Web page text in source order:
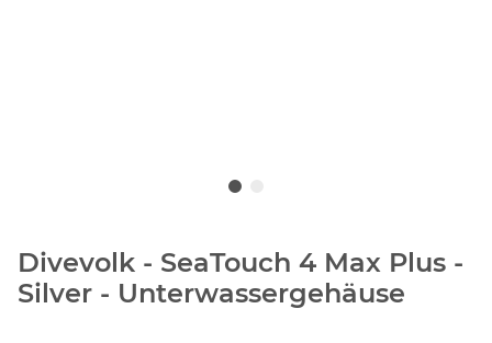
Divevolk - SeaTouch 4 Max Plus -
Silver - Unterwassergehäuse